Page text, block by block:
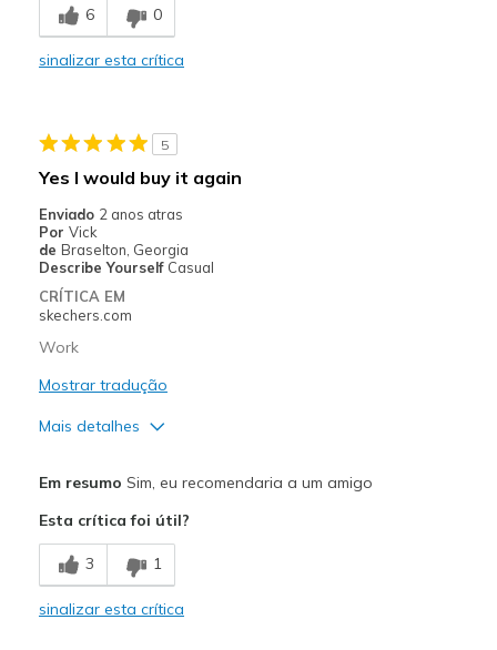
Comfortable
Travel
Width
Sizing
View On Shoes
6 0
sinalizar esta crítica
5
Yes I would buy it again
Enviado 2 anos atras
Por Vick
de Braselton, Georgia
Describe Yourself Casual
CRÍTICA EM
skechers.com
Work
Mostrar tradução
Mais detalhes
Melhores utilizações
Casual Wear
Em resumo Sim, eu recomendaria a um amigo
Esta crítica foi útil?
3 1
sinalizar esta crítica